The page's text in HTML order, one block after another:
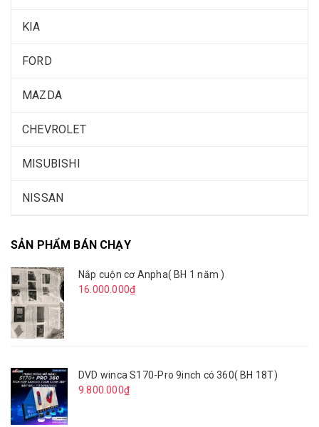
KIA
FORD
MAZDA
CHEVROLET
MISUBISHI
NISSAN
SẢN PHẨM BÁN CHẠY
Nắp cuộn cơ Anpha( BH 1 năm )
16.000.000₫
DVD winca S170-Pro 9inch có 360( BH 18T)
9.800.000₫